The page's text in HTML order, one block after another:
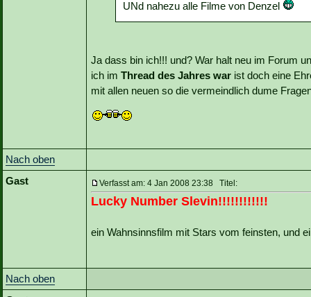
UNd nahezu alle Filme von Denzel
Ja dass bin ich!!! und? War halt neu im Forum
ich im Thread des Jahres war ist doch eine
mit allen neuen so die vermeindlich dume
Nach oben
Gast
Verfasst am: 4 Jan 2008 23:38 Titel:
Lucky Number Slevin!!!!!!!!!!!!
ein Wahnsinnsfilm mit Stars vom feinsten, und
Nach oben